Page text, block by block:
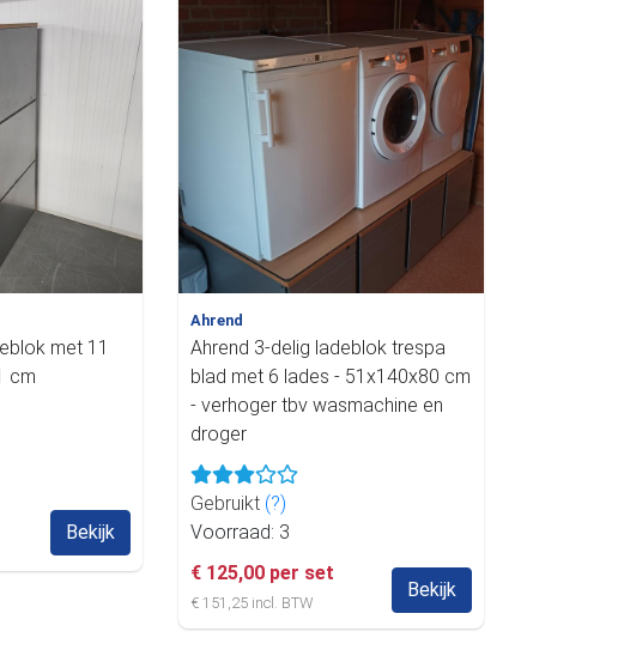
met 11
cm
Bekijk
Ahrend
Ahrend 3-delig ladeblok trespa
blad met 6 lades - 51x140x80 cm
- verhoger tbv wasmachine en
droger
Gebruikt (?)
Voorraad: 3
€ 125,00 per set
€ 151,25 incl. BTW
Bekijk